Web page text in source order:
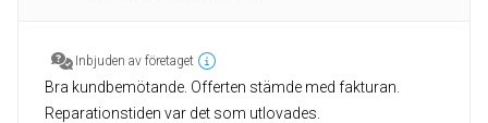
Inbjuden av företaget
Bra kundbemötande. Offerten stämde med fakturan.
Reparationstiden var det som utlovades.